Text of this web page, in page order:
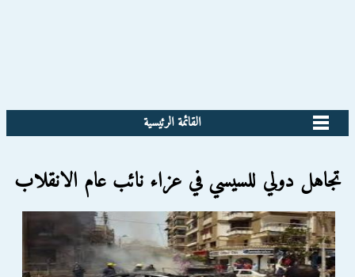
القائمة الرئيسية
تجاهل دولي للسيسي في عزاء نائب عام الانقلاب